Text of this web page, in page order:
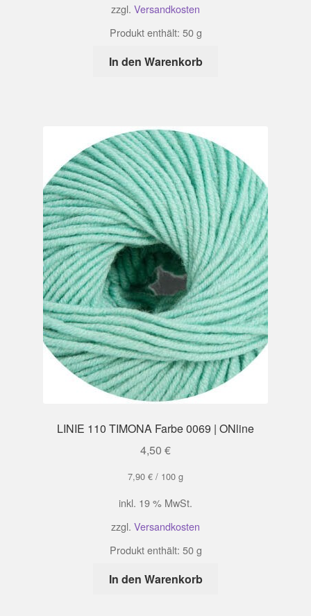
zzgl. Versandkosten
Produkt enthält: 50g
In den Warenkorb
LINIE 110 TIMONA Farbe 0069 | ONline
4,50 €
7,90 € / 100 g
inkl. 19 % MwSt.
zzgl. Versandkosten
Produkt enthält: 50g
In den Warenkorb